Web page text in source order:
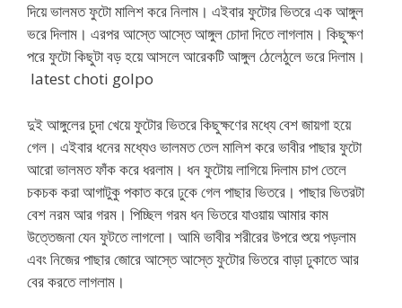
দিয়ে ভালমত ফুটো মালিশ করে নিলাম। এইবার ফুটোর ভিতরে এক আঙ্গুল
ভরে দিলাম। এরপর আস্তে আস্তে আঙ্গুল চোদা দিতে লাগলাম। কিছুক্ষণ
পরে ফুটো কিছুটা বড় হয়ে আসলে আরেকটি আঙ্গুল ঠেলেঠুলে ভরে দিলাম।
latest choti golpo
দুই আঙ্গুলের চুদা খেয়ে ফুটোর ভিতরে কিছুক্ষণের মধ্যে বেশ জায়গা হয়ে
গেল। এইবার ধনের মধ্যেও ভালমত তেল মালিশ করে ভাবীর পাছার ফুটো
আরো ভালমত ফাঁক করে ধরলাম। ধন ফুটোয় লাগিয়ে দিলাম চাপ তেলে
চকচক করা আগাটুকু পকাত করে ঢুকে গেল পাছার ভিতরে। পাছার ভিতরটা
বেশ নরম আর গরম। পিচ্ছিল গরম ধন ভিতরে যাওয়ায় আমার কাম
উত্তেজনা যেন ফুটতে লাগলো। আমি ভাবীর শরীরের উপরে শুয়ে পড়লাম
এবং নিজের পাছার জোরে আস্তে আস্তে ফুটোর ভিতরে বাড়া ঢুকাতে আর
বের করতে লাগলাম।